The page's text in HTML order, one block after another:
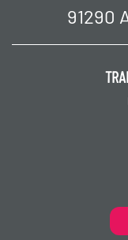
91290